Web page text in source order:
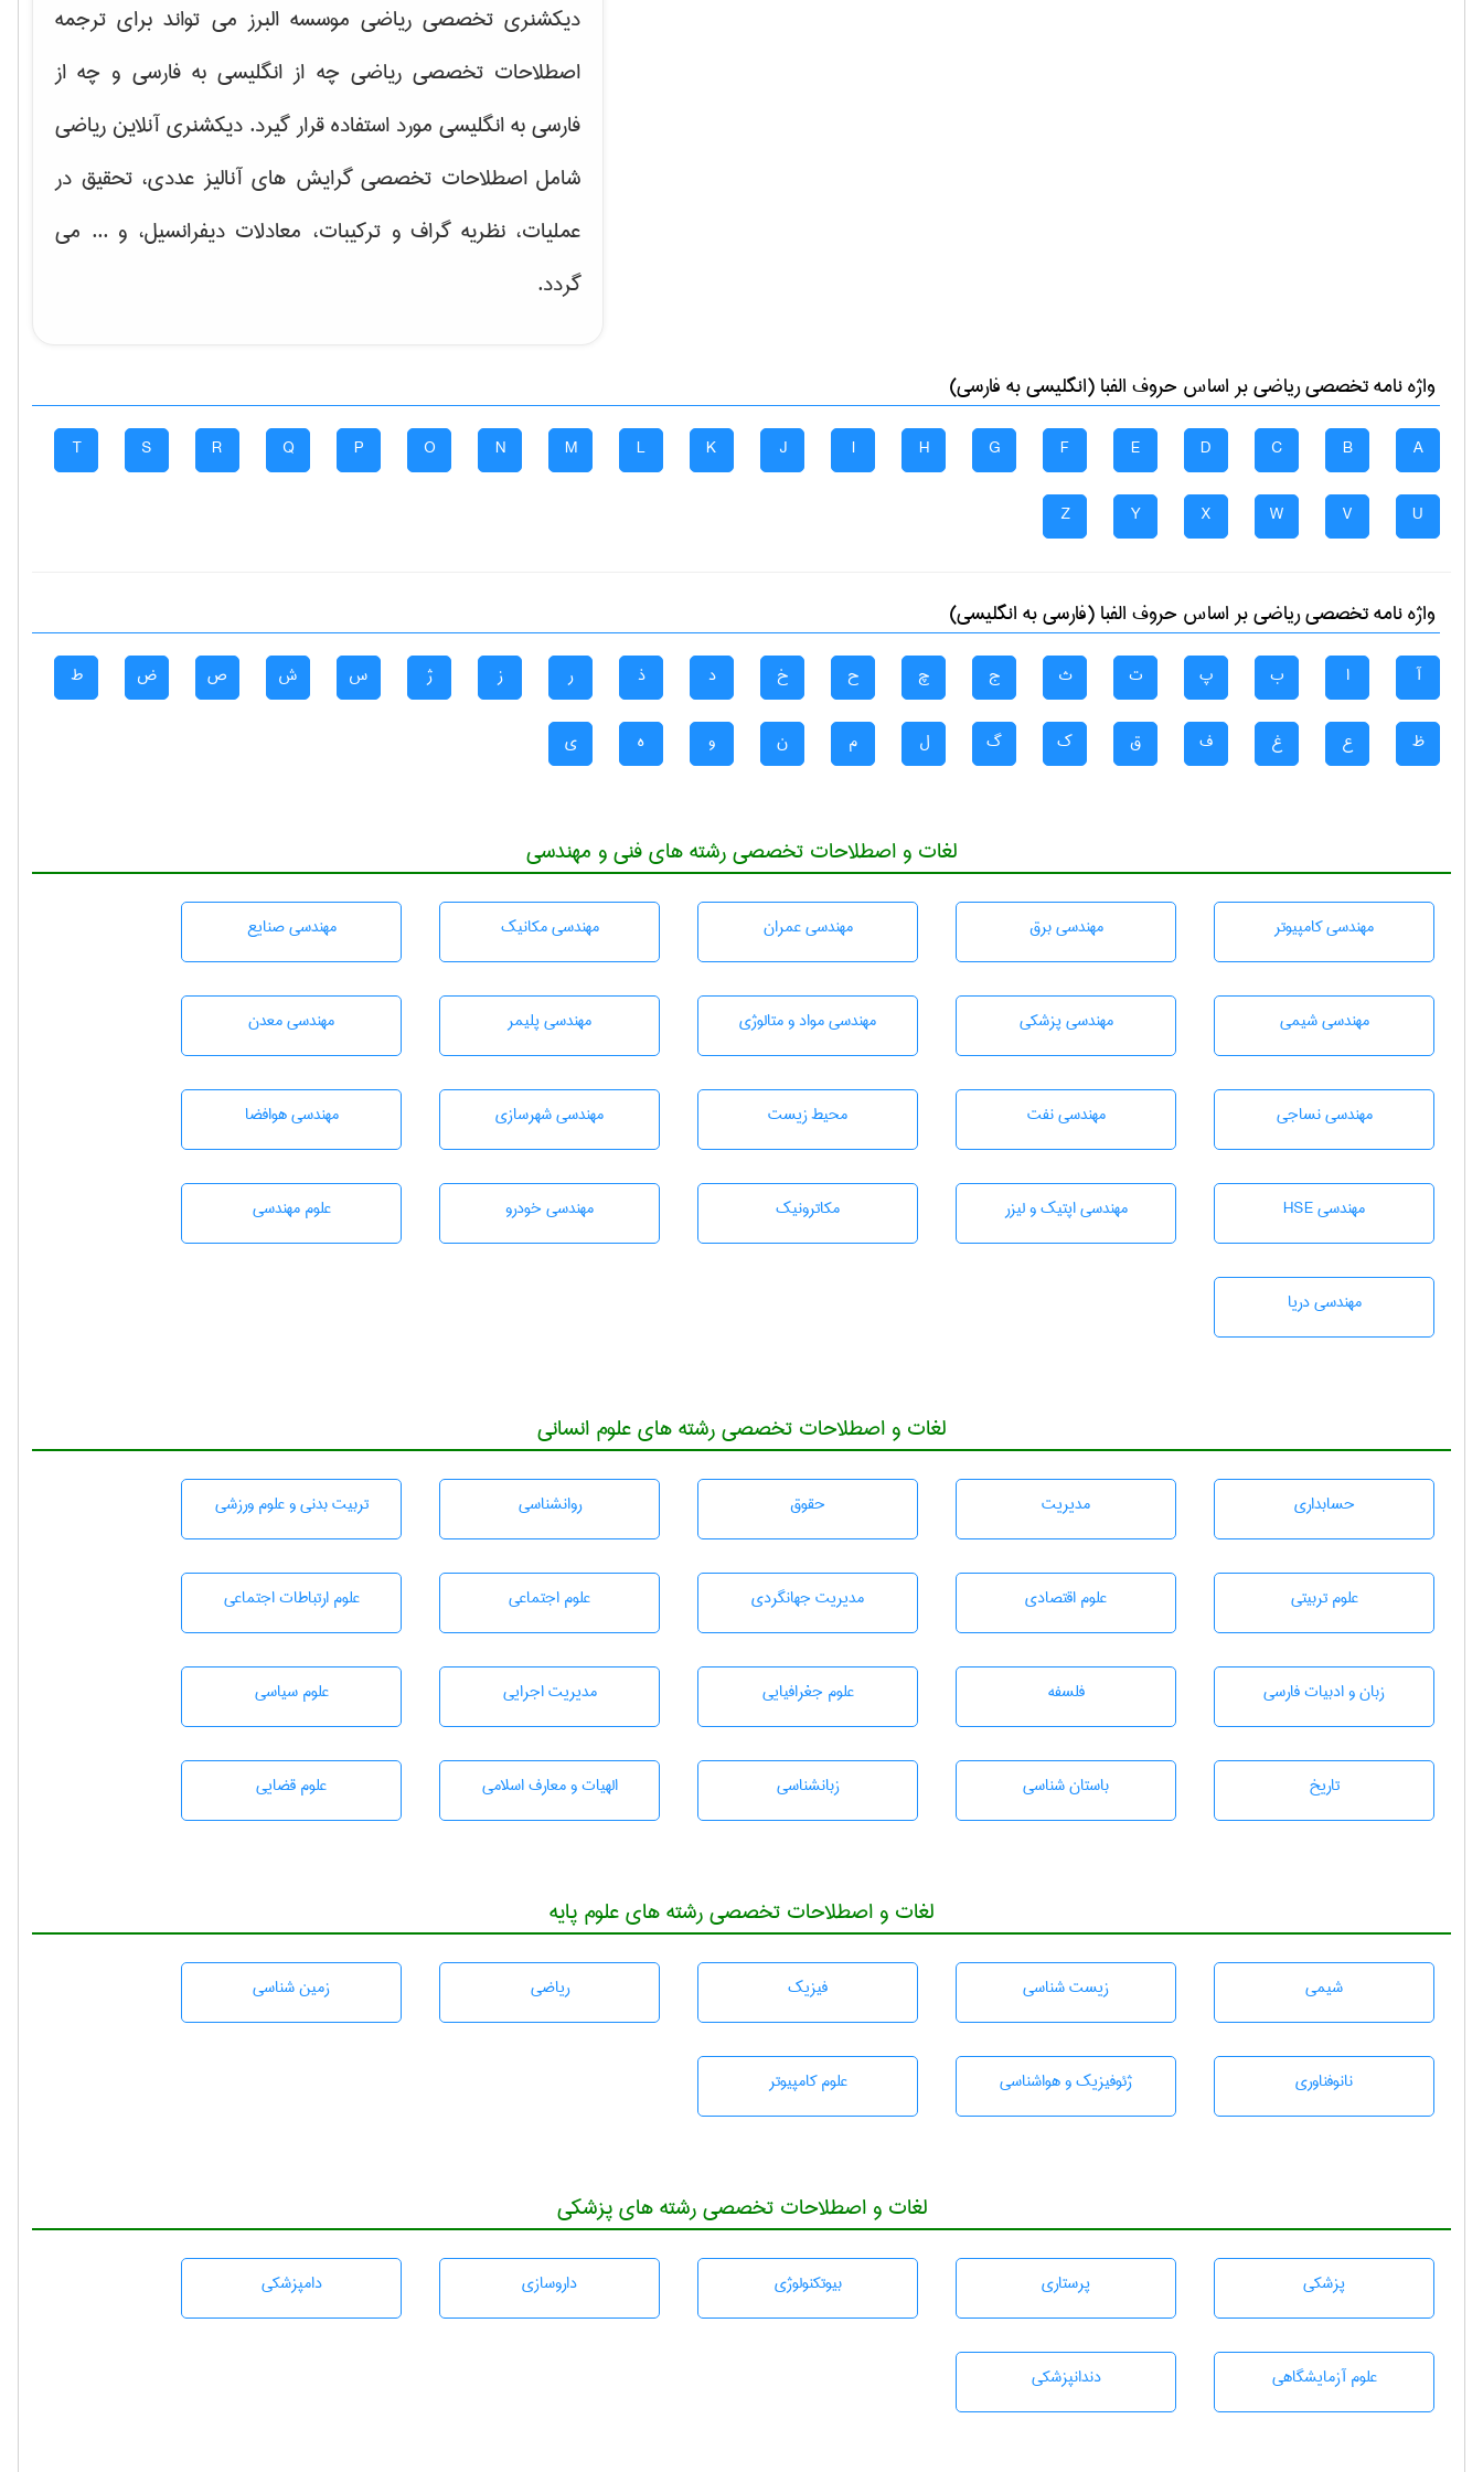
دیکشنری تخصصی ریاضی موسسه البرز می تواند برای ترجمه
اصطلاحات تخصصی ریاضی چه از انگلیسی به فارسی و چه از
فارسی به انگلیسی مورد استفاده قرار گیرد. دیکشنری آنلاین ریاضی
شامل اصطلاحات تخصصی گرایش هایآنالیز عددی، تحقیق در
عملیات، نظریه گراف و تركیبات، معادلات دیفرانسیل، و ... می
گردد.
واژه نامه تخصصیرياضیبر اساس حروف الفبا (انگلیسی به فارسی)
A
B
C
D
E
F
G
H
I
J
K
L
M
N
O
P
Q
R
S
T
U
V
W
X
Y
Z
واژه نامه تخصصیرياضیبر اساس حروف الفبا (فارسی به انگلیسی)
آ ا ب پ ت ث ج چ ح خ د ذ ر ز ژ س ش ص ض ط
ظ ع غ ف ق ک گ ل م ن و ه ی
لغات و اصطلاحات تخصصی رشته های فنی و مهندسی
مهندسی كامپيوتر مهندسی برق مهندسی عمران مهندسی مکانیک مهندسی صنايع
مهندسي شيمی مهندسی پزشکی مهندسی مواد و متالوژی مهندسی پليمر مهندسی معدن
مهندسي نساجی مهندسی نفت محيط زيست مهندسی شهرسازی مهندسی هوافضا
مهندسی HSE مهندسی اپتیک و لیزر مکاترونیک مهندسی خودرو علوم مهندسی
مهندسی دریا
لغات و اصطلاحات تخصصی رشته های علوم انسانی
حسابداری مديريت حقوق روانشناسی تربيت بدنی و علوم ورزشی
علوم تربيتی علوم اقتصادی مديريت جهانگردی علوم اجتماعی علوم ارتباطات اجتماعی
زبان و ادبيات فارسی فلسفه علوم جغرافيايی مديريت اجرايی علوم سياسی
تاريخ باستان شناسی زبانشناسی الهیات و معارف اسلامی علوم قضایی
لغات و اصطلاحات تخصصی رشته های علوم پایه
شيمی زيست شناسی فیزیک رياضی زمين شناسی
نانوفناوری ژئوفيزيك و هواشناسی علوم کامپیوتر
لغات و اصطلاحات تخصصی رشته های پزشکی
پزشكی پرستاری بيوتكنولوژی داروسازی دامپزشكی
علوم آزمايشگاهی دندانپزشكی